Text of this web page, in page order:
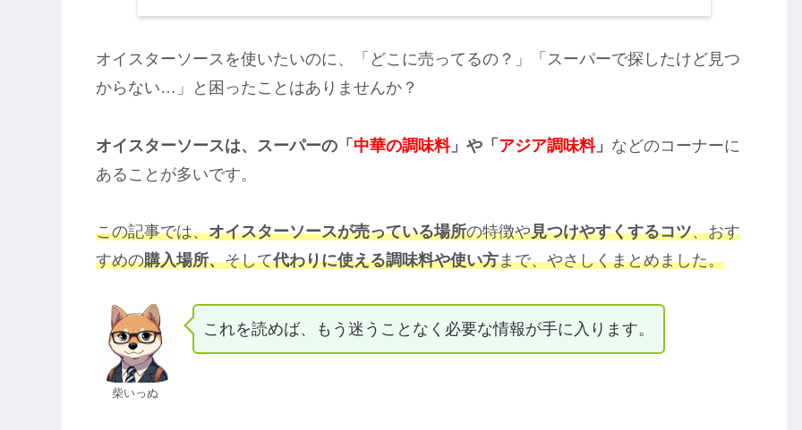
オイスターソースを使いたいのに、「どこに売ってるの？」「スーパーで探したけど見つ
からない…」と困ったことはありませんか？
オイスターソースは、スーパーの 「 中華の調味料」や「 アジア調味料」 などのコーナーに
あることが多いです。
この記事では、オイスターソースが売っている場所の特徴や見つけやすくするコツ、おす
すめの購入場所、そして代わりに使える調味料や使い方まで、やさしくまとめました。
柴いっぬ
これを読めば、もう迷うことなく必要な情報が手に入ります。